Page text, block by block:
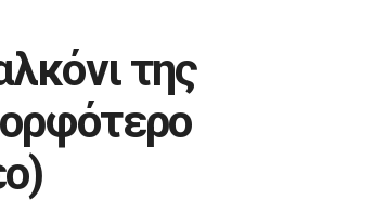
της